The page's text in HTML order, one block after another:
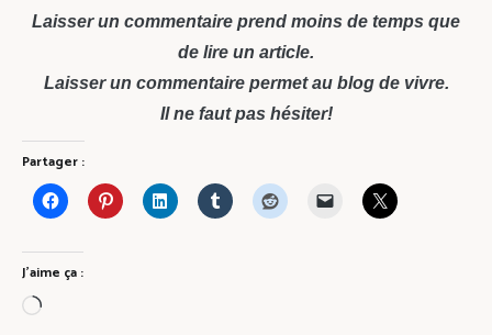
Laisser un commentaire prend moins de temps que
de lire un article.
Laisser un commentaire permet au blog de vivre.
Il ne faut pas hésiter!
Partager :
J’aime ça :
Chargement…